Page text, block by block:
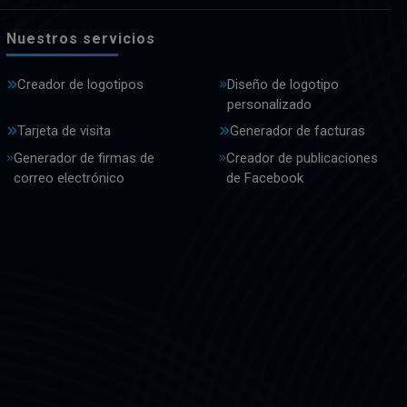
Nuestros servicios
Creador de logotipos
Diseño de logotipo
personalizado
Tarjeta de visita
Generador de facturas
Generador de firmas de
correo electrónico
Creador de publicaciones
de Facebook